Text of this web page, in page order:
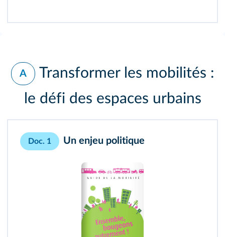
A
Transformer les mobilités :
le défi des espaces urbains
Doc. 1 Un enjeu politique